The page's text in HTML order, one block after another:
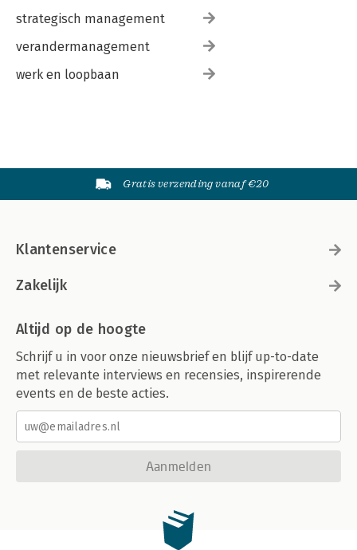
strategisch management
verandermanagement
werk en loopbaan
Gratis verzending vanaf €20
Klantenservice
Zakelijk
Altijd op de hoogte
Schrijf u in voor onze nieuwsbrief en blijf up-to-date
met relevante interviews en recensies, inspirerende
events en de beste acties.
Aanmelden